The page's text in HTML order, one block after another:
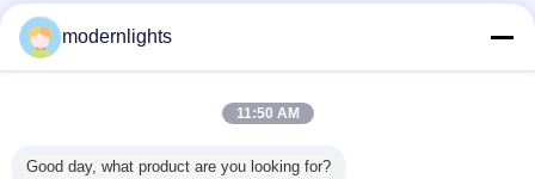
Fornitori Verified
Trust Seal
Verified Suplier
modernlights
11:50 AM
Good day, what product are you looking for?